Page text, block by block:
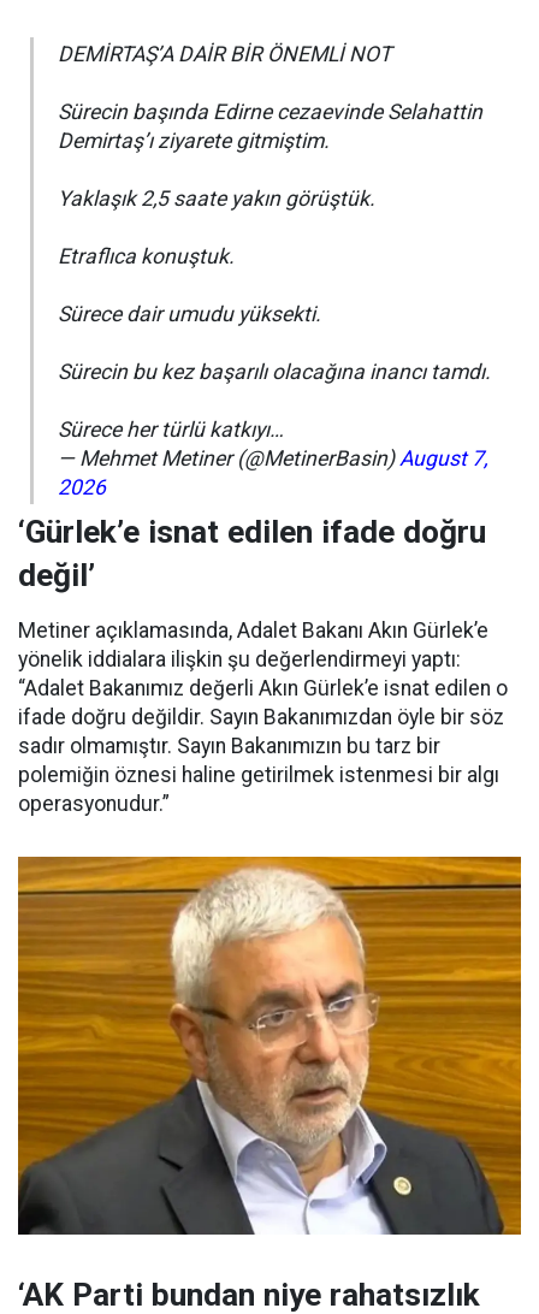
DEMİRTAŞ’A DAİR BİR ÖNEMLİ NOT
Sürecin başında Edirne cezaevinde Selahattin
Demirtaş’ı ziyarete gitmiştim.
Yaklaşık 2,5 saate yakın görüştük.
Etraflıca konuştuk.
Sürece dair umudu yüksekti.
Sürecin bu kez başarılı olacağına inancı tamdı.
Sürece her türlü katkıyı…
— Mehmet Metiner (@MetinerBasin)August 7,
2026
‘Gürlek’e isnat edilen ifade doğru
değil’
Metiner açıklamasında, Adalet Bakanı Akın Gürlek’e
yönelik iddialara ilişkin şu değerlendirmeyi yaptı:
“Adalet Bakanımız değerli Akın Gürlek’e isnat edilen o
ifade doğru değildir. Sayın Bakanımızdan öyle bir söz
sadır olmamıştır. Sayın Bakanımızın bu tarz bir
polemiğin öznesi haline getirilmek istenmesi bir algı
operasyonudur.”
‘AK Parti bundan niye rahatsızlık